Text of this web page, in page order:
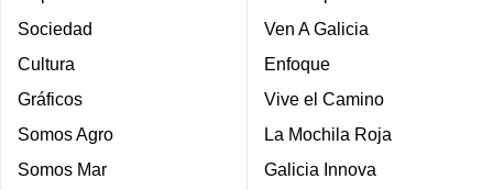
Sociedad
Cultura
Gráficos
Somos Agro
Somos Mar
Ven A Galicia
Enfoque
Vive el Camino
La Mochila Roja
Galicia Innova